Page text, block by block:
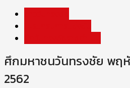
ศึกมหาชนวันทรงชัย พฤ
2562